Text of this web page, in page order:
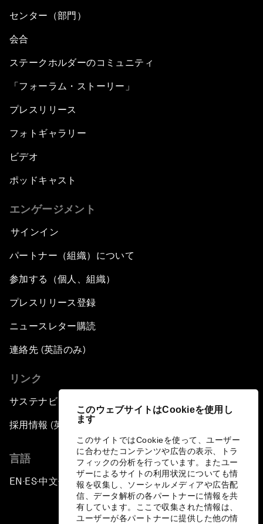
このウェブサイトはCookieを使用し
ます
このサイトではCookieを使って、ユーザー
に合わせたコンテンツや広告の表示、トラ
フィックの分析を行っています。またユー
ザーによるサイトの利用状況についても情
報を収集し、ソーシャルメディアや広告配
信、データ解析の各パートナーに情報を共
有しています。ここで収集された情報は、
ユーザーが各パートナーに提供した他の情
センター（部門）
会合
ステークホルダーのコミュニティ
「フォーラム・ストーリー」
プレスリリース
フォトギャラリー
ビデオ
ポッドキャスト
エンゲージメント
サインイン
パートナー（組織）について
参加する（個人、組織）
プレスリリース登録
ニュースレター購読
連絡先 (英語のみ)
リンク
サステナビリティへの取り組み
採用情報 (英語のみ)
言語
EN ▪ES▪中文▪ 日本語